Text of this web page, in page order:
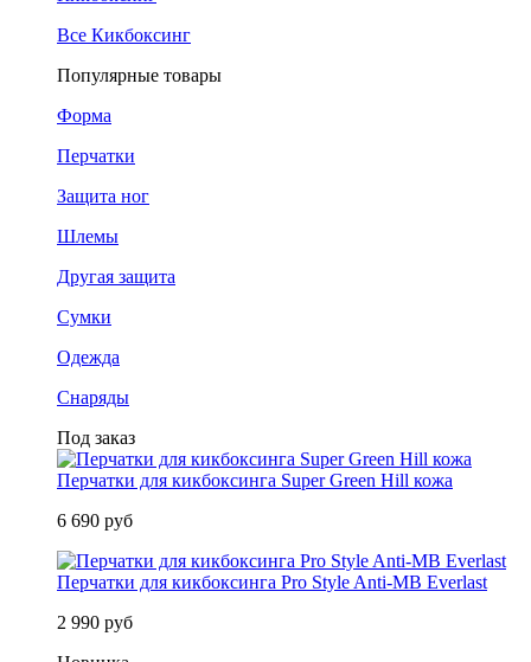
Все Кикбоксинг
Популярные товары
Форма
Перчатки
Защита ног
Шлемы
Другая защита
Сумки
Одежда
Снаряды
Под заказ
Перчатки для кикбоксинга Super Green Hill кожа
6 690 руб
Перчатки для кикбоксинга Pro Style Anti-MB Everlast
2 990 руб